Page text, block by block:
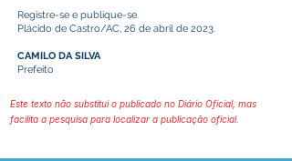
Registre-se e publique-se.
Plácido de Castro/AC, 26 de abril de 2023.
CAMILO DA SILVA
Prefeito
Este texto não substitui o publicado no Diário Oficial, mas
facilita a pesquisa para localizar a publicação oficial.